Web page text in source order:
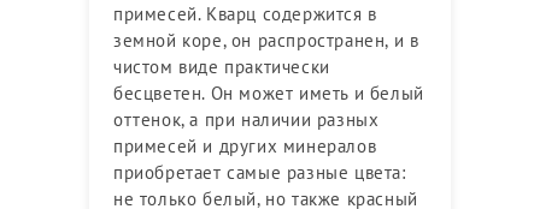
примесей. Кварц содержится в
земной коре, он распространен, и в
чистом виде практически
бесцветен. Он может иметь и белый
оттенок, а при наличии разных
примесей и других минералов
приобретает самые разные цвета:
не только белый, но также красный